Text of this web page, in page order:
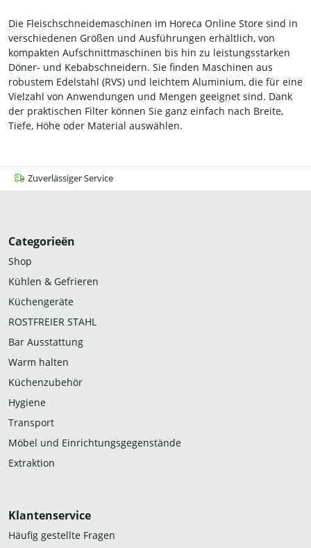
Die Fleischschneidemaschinen im Horeca Online Store sind in
verschiedenen Größen und Ausführungen erhältlich, von
kompakten Aufschnittmaschinen bis hin zu leistungsstarken
Döner- und Kebabschneidern. Sie finden Maschinen aus
robustem Edelstahl (RVS) und leichtem Aluminium, die für eine
Vielzahl von Anwendungen und Mengen geeignet sind. Dank
der praktischen Filter können Sie ganz einfach nach Breite,
Tiefe, Höhe oder Material auswählen.
Zuverlässiger Service
Categorieën
Shop
Kühlen & Gefrieren
Küchengeräte
ROSTFREIER STAHL
Bar Ausstattung
Warm halten
Küchenzubehör
Hygiene
Transport
Möbel und Einrichtungsgegenstände
Extraktion
Klantenservice
Häufig gestellte Fragen